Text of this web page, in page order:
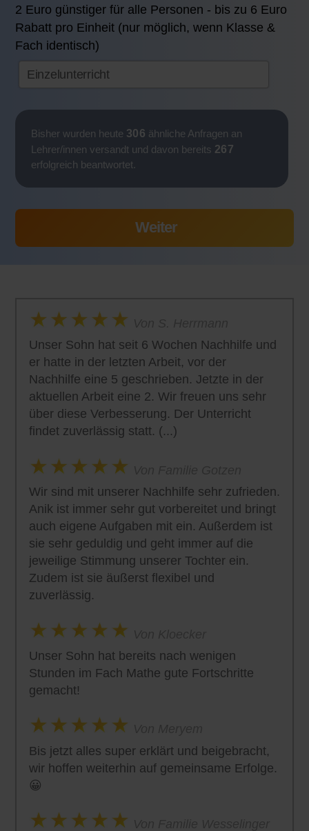
2 Euro günstiger für alle Personen - bis zu 6 Euro
Rabatt pro Einheit (nur möglich, wenn Klasse &
Fach identisch)
Bisher wurden heute 306 ähnliche Anfragen an
Lehrer/innen versandt und davon bereits 267
erfolgreich beantwortet.
Unser Sohn hat seit 6 Wochen Nachhilfe und
er hatte in der letzten Arbeit, vor der
Nachhilfe eine 5 geschrieben. Jetzte in der
aktuellen Arbeit eine 2. Wir freuen uns sehr
über diese Verbesserung. Der Unterricht
findet zuverlässig statt. (...)
Wir sind mit unserer Nachhilfe sehr zufrieden.
Anik ist immer sehr gut vorbereitet und bringt
auch eigene Aufgaben mit ein. Außerdem ist
sie sehr geduldig und geht immer auf die
jeweilige Stimmung unserer Tochter ein.
Zudem ist sie äußerst flexibel und
zuverlässig.
Unser Sohn hat bereits nach wenigen
Stunden im Fach Mathe gute Fortschritte
gemacht!
Bis jetzt alles super erklärt und beigebracht,
wir hoffen weiterhin auf gemeinsame Erfolge.
😀